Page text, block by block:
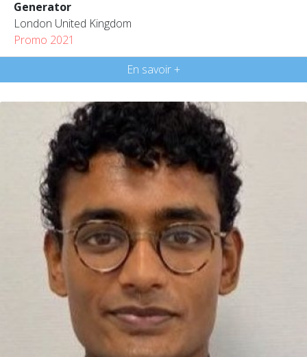
Generator
London United Kingdom
Promo 2021
En savoir +